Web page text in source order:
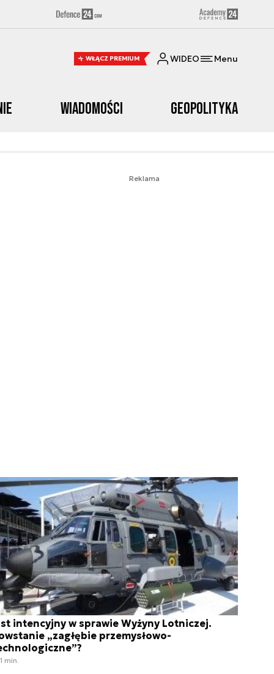
WŁĄCZ PREMIUM WIDEO Menu
Wiadomości Geopolityka
Reklama
intencyjny w sprawie Wyżyny Lotniczej.
„zagłębie przemysłowo-
1 min.